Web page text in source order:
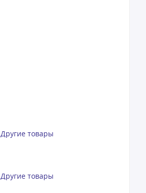
Другие товары
Другие товары